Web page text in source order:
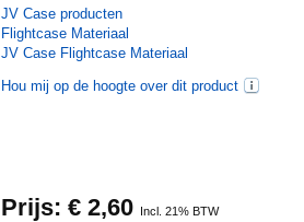
JV Case producten
Flightcase Materiaal
JV Case Flightcase Materiaal
Hou mij op de hoogte over dit product
Prijs: € 2,60 Incl. 21% BTW